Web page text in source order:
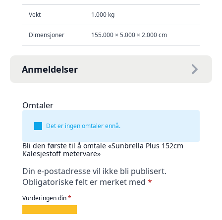
Vekt 1.000 kg
Dimensjoner 155.000 × 5.000 × 2.000 cm
Anmeldelser
Omtaler
Det er ingen omtaler ennå.
Bli den første til å omtale «Sunbrella Plus 152cm
Kalesjestoff metervare»
Din e-postadresse vil ikke bli publisert.
Obligatoriske felt er merket med *
Vurderingen din*